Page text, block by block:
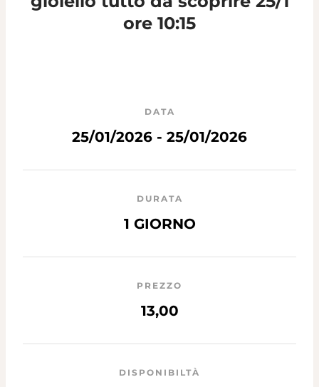
ore 10:15
DATA
25/01/2026 - 25/01/2026
DURATA
1 GIORNO
PREZZO
13,00
DISPONIBILTÀ